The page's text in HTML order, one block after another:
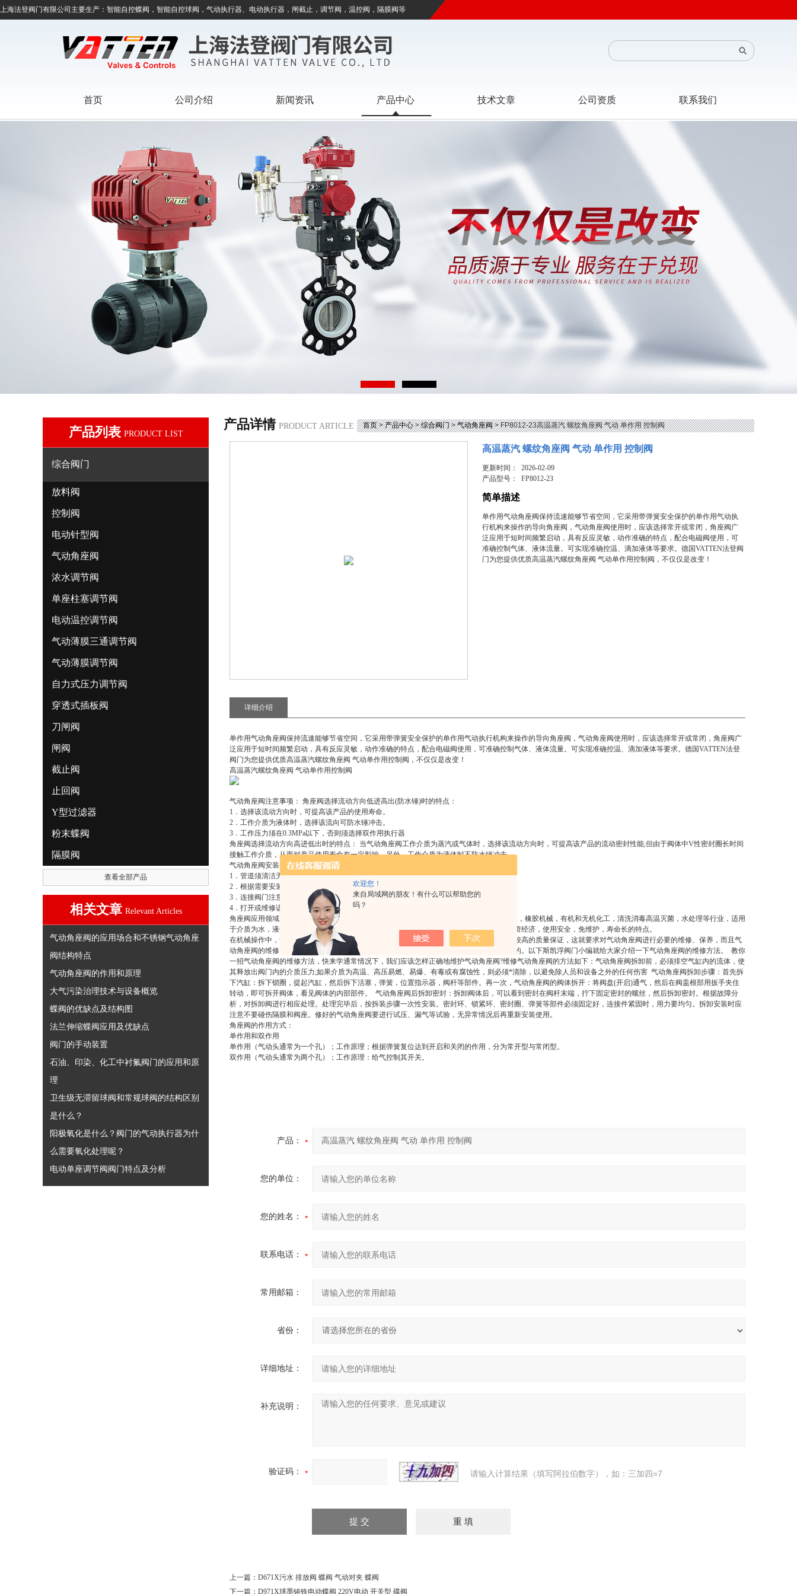
欢迎您！
来自局域网的朋友！有什么可以帮助您的
吗？
上海法登阀门有限公司主要生产：智能自控蝶阀，智能自控球阀，气动执行器、电动执行器，闸截止，调节阀，温控阀，隔膜阀等
首页 公司介绍 新闻资讯 产品中心 技术文章 公司资质 联系我们
产品列表 PRODUCT LIST
综合阀门
放料阀
控制阀
电动针型阀
气动角座阀
浓水调节阀
单座柱塞调节阀
电动温控调节阀
气动薄膜三通调节阀
气动薄膜调节阀
自力式压力调节阀
穿透式插板阀
刀闸阀
闸阀
截止阀
止回阀
Y型过滤器
粉末蝶阀
隔膜阀
查看全部产品
相关文章 Relevant Articles
气动角座阀的应用场合和不锈钢气动角座
阀结构特点
气动角座阀的作用和原理
大气污染治理技术与设备概览
蝶阀的优缺点及结构图
法兰伸缩蝶阀应用及优缺点
阀门的手动装置
石油、印染、化工中衬氟阀门的应用和原
理
卫生级无滞留球阀和常规球阀的结构区别
是什么？
阳极氧化是什么？阀门的气动执行器为什
么需要氧化处理呢？
电动单座调节阀阀门特点及分析
产品详情 PRODUCT ARTICLE 首页>产品中心>综合阀门>气动角座阀> FP8012-23高温蒸汽 螺纹角座阀 气动 单作用 控制阀
高温蒸汽 螺纹角座阀 气动 单作用 控制阀
更新时间： 2026-02-09
产品型号：FP8012-23
简单描述
单作用气动角座阀保持流速能够节省空间，它采用带弹簧安全保护的单作用气动执
行机构来操作的导向角座阀，气动角座阀使用时，应该选择常开或常闭，角座阀广
泛应用于短时间频繁启动，具有反应灵敏，动作准确的特点，配合电磁阀使用，可
准确控制气体、液体流量。可实现准确控温、滴加液体等要求。德国VATTEN法登阀
门为您提供优质高温蒸汽螺纹角座阀 气动单作用控制阀，不仅仅是改变！
详细介绍
单作用气动角座阀保持流速能够节省空间，它采用带弹簧安全保护的单作用气动执行机构来操作的导向角座阀，气动角座阀使用时，应该选择常开或常闭，角座阀广
泛应用于短时间频繁启动，具有反应灵敏，动作准确的特点，配合电磁阀使用，可准确控制气体、液体流量。可实现准确控温、滴加液体等要求。德国VATTEN法登
阀门为您提供优质高温蒸汽螺纹角座阀 气动单作用控制阀 ，不仅仅是改变！
高温蒸汽螺纹角座阀 气动单作用控制阀
气动角座阀注意事项： 角座阀选择流动方向低进高出(防水锤)时的特点：
1．选择该流动方向时，可提高该产品的使用寿命。
2．工作介质为液体时，选择该流向可防水锤冲击。
3．工作压力须在0.3MPa以下，否则须选择双作用执行器
角座阀选择流动方向高进低出时的特点： 当气动角座阀工作介质为蒸汽或气体时，选择该流动方向时，可提高该产品的流动密封性能,但由于阀体中V性密封圈长时间
接触工作介质，从而对产品使用寿命有一定影响，另外，工作介质为液体时不防水锤冲击。
气动角座阀安装与维修： 角座阀须遵守适用的安全规范
1．管道须清洁无污染。
2．根据需要安装，但使角座阀执行机构朝上。注意流向。
3．连接阀门注意对准管道，只有在用户特殊要求时才取下执行机构。
4．打开或维修该角阀之前先切断流体和控制气源并降低管道系统中的压力。
角座阀应用领域： 气动角座阀广泛用于啤酒，纺织印染和漂白，制药及医疗设备，食品加工，橡胶机械，有机和无机化工，清洗消毒高温灭菌，水处理等行业，适用
于介质为水，液体，中性气体，水蒸汽，轻微腐蚀性气体及液体，与其他阀门相比，具有投资经济，使用安全，免维护，寿命长的特点。
在机械操作中，气动角座阀发挥着重要作用，对其使用不仅要有较好的技术水平，而且要有较高的质量保证，这就要求对气动角座阀进行必要的维修、保养，而且气
动角座阀的维修、保养要有科学的态度，使气动角座阀的维修工作达到应有的效果和应用目的。以下斯凯浮阀门小编就给大家介绍一下气动角座阀的维修方法。 教你
一招气动角座阀的维修方法，快来学通常情况下，我们应该怎样正确地维护气动角座阀?维修气动角座阀的方法如下：气动角座阀拆卸前，必须排空气缸内的流体，使
其释放出阀门内的介质压力;如果介质为高温、高压易燃、易爆、有毒或有腐蚀性，则必须*清除，以避免除人员和设备之外的任何伤害 气动角座阀拆卸步骤：首先拆
下汽缸：拆下锁圈，提起汽缸，然后拆下活塞，弹簧，位置指示器，阀杆等部件。再一次，气动角座阀的阀体拆开：将阀盘(开启)通气，然后在阀盖根部用扳手夹住
转动，即可拆开阀体，看见阀体的内部部件。 气动角座阀后拆卸密封：拆卸阀体后，可以看到密封在阀杆末端，拧下固定密封的螺丝，然后拆卸密封。根据故障分
析，对拆卸阀进行相应处理。处理完毕后，按拆装步骤一次性安装。密封环、锁紧环、密封圈、弹簧等部件必须固定好，连接件紧固时，用力要均匀。拆卸安装时应
注意不要碰伤隔膜和阀座。修好的气动角座阀要进行试压、漏气等试验，无异常情况后再重新安装使用。
角座阀的作用方式：
单作用和双作用
单作用（气动头通常为一个孔）；工作原理；根据弹簧复位达到开启和关闭的作用，分为常开型与常闭型。
双作用（气动头通常为两个孔）；工作原理：给气控制其开关。
产品：
您的单位：
您的姓名：
联系电话：
常用邮箱：
省份：
详细地址：
补充说明：
验证码： 请输入计算结果（填写阿拉伯数字），如：三加四=7
上一篇： D671X污水 排放阀 蝶阀 气动对夹 蝶阀
下一篇： D971X球墨铸铁电动蝶阀 220V电动 开关型 碟阀